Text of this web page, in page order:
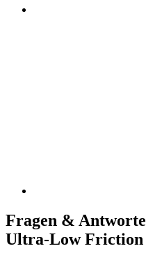
Fragen &
Ultra-Low Friction